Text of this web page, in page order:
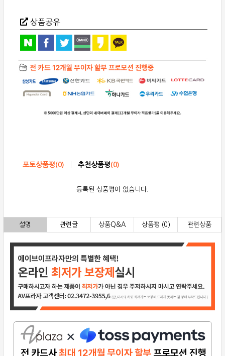
상품공유
포토상품평(0) 추천상품평(0)
등록된 상품평이 없습니다.
설명 관련글 상품Q&A 상품평 (0) 관련상품